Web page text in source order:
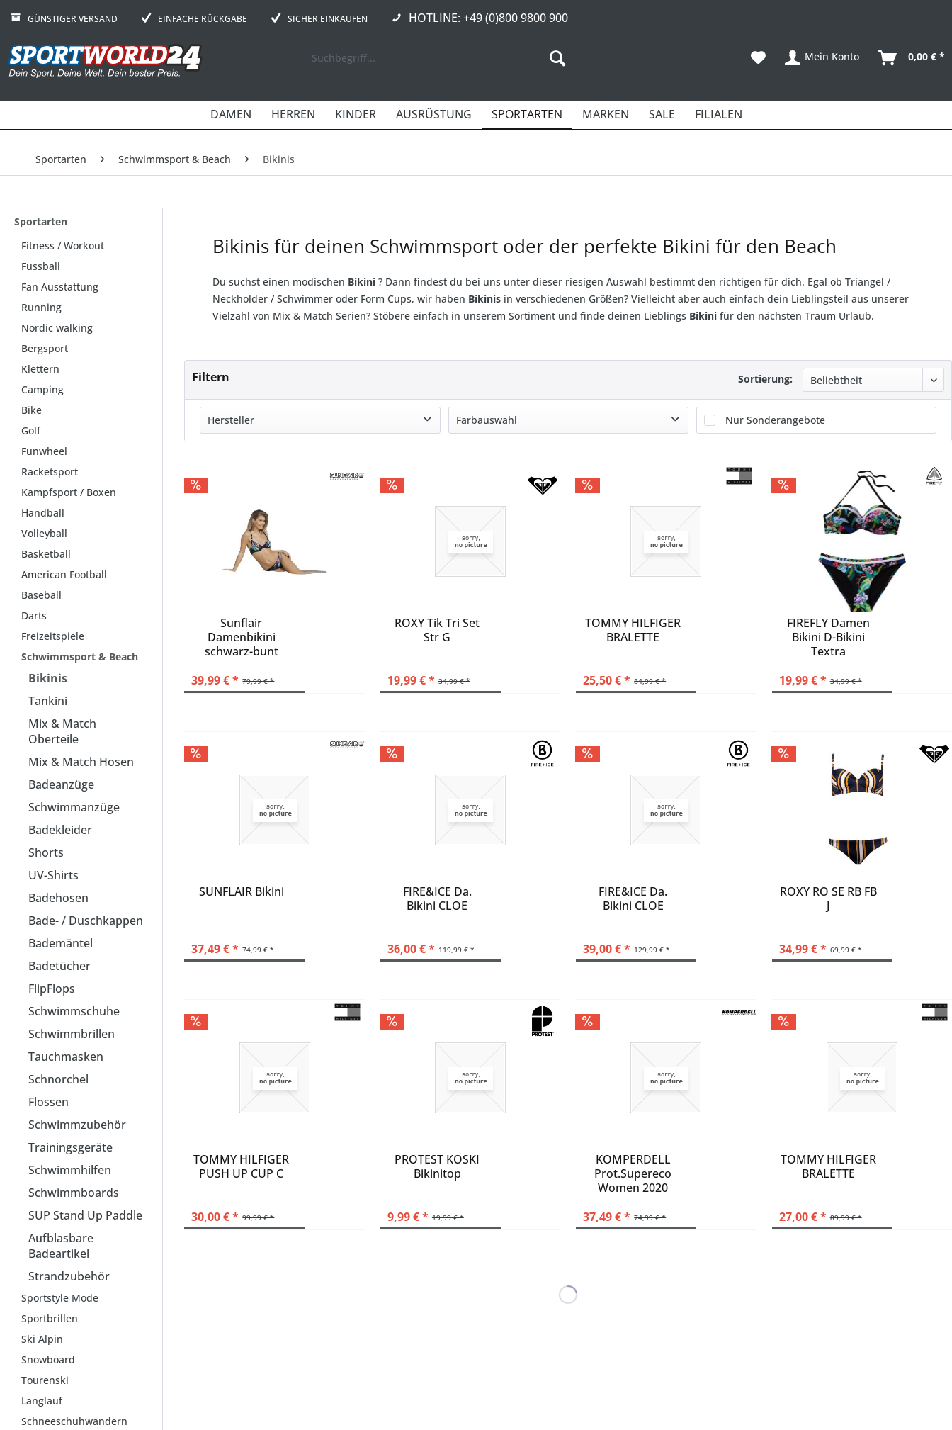
GÜNSTIGER VERSAND EINFACHE RÜCKGABE SICHER EINKAUFEN HOTLINE: +49 (0)800 9800 900
Mein Konto 0,00 € *
DAMEN HERREN KINDER AUSRÜSTUNG SPORTARTEN MARKEN SALE FILIALEN
Sportarten Schwimmsport & Beach Bikinis
Sportarten
Fitness / Workout
Fussball
Fan Ausstattung
Running
Nordic walking
Bergsport
Klettern
Camping
Bike
Golf
Funwheel
Racketsport
Kampfsport / Boxen
Handball
Volleyball
Basketball
American Football
Baseball
Darts
Freizeitspiele
Schwimmsport & Beach
Bikinis
Tankini
Mix & Match
Oberteile
Mix & Match Hosen
Badeanzüge
Schwimmanzüge
Badekleider
Shorts
UV-Shirts
Badehosen
Bade- / Duschkappen
Bademäntel
Badetücher
FlipFlops
Schwimmschuhe
Schwimmbrillen
Tauchmasken
Schnorchel
Flossen
Schwimmzubehör
Trainingsgeräte
Schwimmhilfen
Schwimmboards
SUP Stand Up Paddle
Aufblasbare
Badeartikel
Strandzubehör
Sportstyle Mode
Sportbrillen
Ski Alpin
Snowboard
Tourenski
Langlauf
Schneeschuhwandern
Bikinis für deinen Schwimmsport oder der perfekte Bikini für den Beach
Du suchst einen modischen Bikini ? Dann findest du bei uns unter dieser riesigen Auswahl bestimmt den richtigen für dich. Egal ob Triangel /
Neckholder / Schwimmer oder Form Cups, wir haben Bikinis in verschiedenen Größen? Vielleicht aber auch einfach dein Lieblingsteil aus unserer
Vielzahl von Mix & Match Serien? Stöbere einfach in unserem Sortiment und finde deinen Lieblings Bikini für den nächsten Traum Urlaub.
Filtern Sortierung:
Hersteller
FIREFLY
GISELA
JETTE JOOP
KOMPERDELL
OLYMPIA
OPERA
PIECES
PROTEST
ROXY
Farbauswahl
braun
bunt
grau
lila
mehrfarbig
pink
Nur Sonderangebote
Sunflair
Damenbikini
schwarz-bunt
79,99 € *
39,99 € *
ROXY Tik Tri Set
Str G
34,99 € *
19,99 € *
TOMMY HILFIGER
BRALETTE
84,99 € *
25,50 € *
FIREFLY Damen
Bikini D-Bikini
Textra
34,99 € *
19,99 € *
SUNFLAIR Bikini
74,99 € *
37,49 € *
FIRE&ICE Da.
Bikini CLOE
119,99 € *
36,00 € *
FIRE&ICE Da.
Bikini CLOE
129,99 € *
39,00 € *
ROXY RO SE RB FB
J
69,99 € *
34,99 € *
TOMMY HILFIGER
PUSH UP CUP C
99,99 € *
30,00 € *
PROTEST KOSKI
Bikinitop
19,99 € *
9,99 € *
KOMPERDELL
Prot.Supereco
Women 2020
74,99 € *
37,49 € *
TOMMY HILFIGER
BRALETTE
89,99 € *
27,00 € *